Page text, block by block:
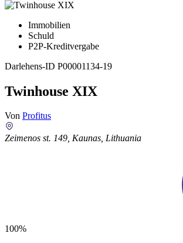
Immobilien
Schuld
P2P-Kreditvergabe
Darlehens-ID P00001134-19
Twinhouse XIX
Von Profitus
Zeimenos st. 149, Kaunas, Lithuania
100%